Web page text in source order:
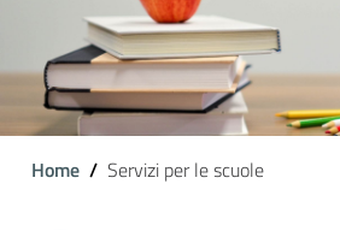
Home Servizi per le scuole